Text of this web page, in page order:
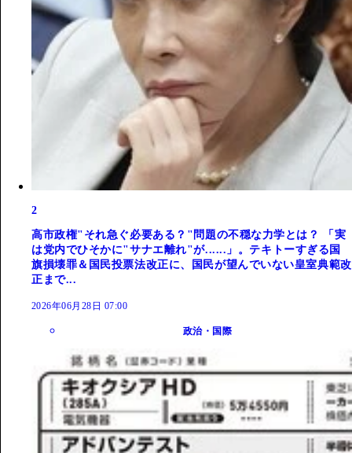
2
高市政権"それ急ぐ必要ある？"問題の不穏な力学とは？ 「実
は党内でひそかに"サナエ離れ"が......」。テキトーすぎる国
旗損壊罪＆国民投票法改正に、国民が望んでいない皇室典範改
正まで...
2026年06月28日 07:00
政治・国際